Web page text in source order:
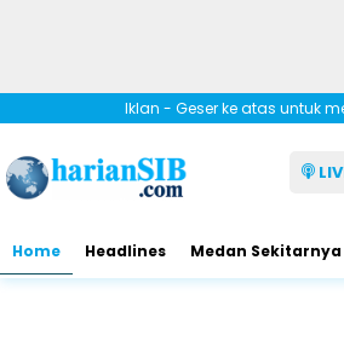
Iklan - Geser ke atas untuk
Home Headlines Medan Sekitarnya